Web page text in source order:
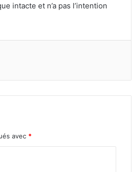
intacte et n’a pas l’intention
avec *